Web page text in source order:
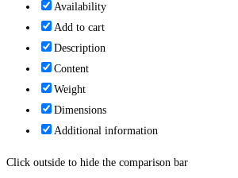
Availability
Add to cart
Description
Content
Weight
Dimensions
Additional information
Click outside to hide the comparison bar